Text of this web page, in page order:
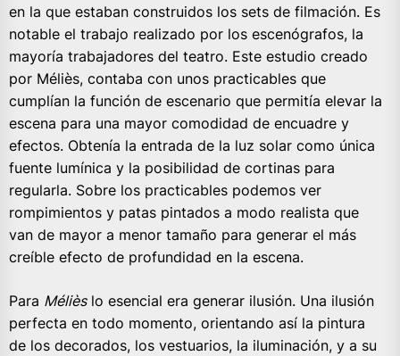
en la que estaban construidos los sets de filmación. Es
notable el trabajo realizado por los escenógrafos, la
mayoría trabajadores del teatro. Este estudio creado
por Méliès, contaba con unos practicables que
cumplían la función de escenario que permitía elevar la
escena para una mayor comodidad de encuadre y
efectos. Obtenía la entrada de la luz solar como única
fuente lumínica y la posibilidad de cortinas para
regularla. Sobre los practicables podemos ver
rompimientos y patas pintados a modo realista que
van de mayor a menor tamaño para generar el más
creíble efecto de profundidad en la escena.
Para Mélièslo esencial era generar ilusión. Una ilusión
perfecta en todo momento, orientando así la pintura
de los decorados, los vestuarios, la iluminación, y a su